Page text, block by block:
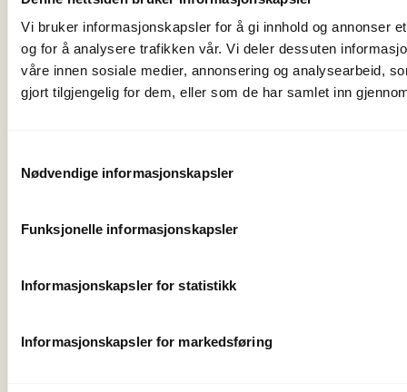
Vi bruker informasjonskapsler for å gi innhold og annonser
og for å analysere trafikken vår. Vi deler dessuten
våre innen sosiale medier, annonsering og analysearbeid,
gjort tilgjengelig for dem, eller som de har samlet inn
Nødvendige informasjonskapsler
Funksjonelle informasjonskapsler
Informasjonskapsler for statistikk
Informasjonskapsler for markedsføring
Organisasjonsnummer 971 262 834
Medlemsorganisasjoner
For presse
Våre ansatte
Friluftlivets uke
Personvern og informasjonskapsler